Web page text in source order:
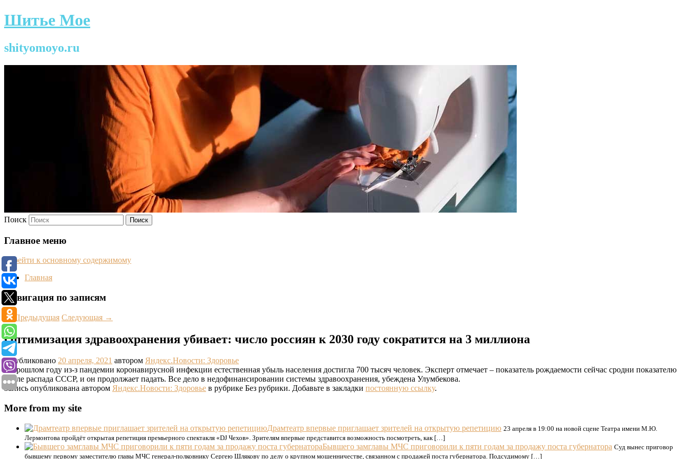
Шитье Мое
shityomoyo.ru
Поиск
Главное меню
Перейти к основному содержимому
Главная
Навигация по записям
←Предыдущая Следующая →
Оптимизация здравоохранения убивает: число россиян к 2030 году сократится на 3 миллиона
Опубликовано 20 апреля, 2021 автором Яндекс.Новости: Здоровье
В прошлом году из-з пандемии коронавирусной инфекции естественная убыль населения достигла 700 тысяч человек. Эксперт отмечает – показатель рождаемости сейчас сродни показателю
после распада СССР, и он продолжает падать. Все дело в недофинансировании системы здравоохранения, убеждена Улумбекова.
Запись опубликована автором Яндекс.Новости: Здоровье в рубрике Без рубрики. Добавьте в закладки постоянную ссылку.
More from my site
Драмтеатр впервые приглашает зрителей на открытую репетицию 23 апреля в 19:00 на новой сцене Театра имени М.Ю.
Лермонтова пройдёт открытая репетиция премьерного спектакля «DJ Чехов». Зрителям впервые представится возможность посмотреть, как […]
Бывшего замглавы МЧС приговорили к пяти годам за продажу поста губернатора Суд вынес приговор
бывшему первому заместителю главы МЧС генерал-полковнику Сергею Шлякову по делу о крупном мошенничестве, связанном с продажей поста губернатора. Подсудимому […]